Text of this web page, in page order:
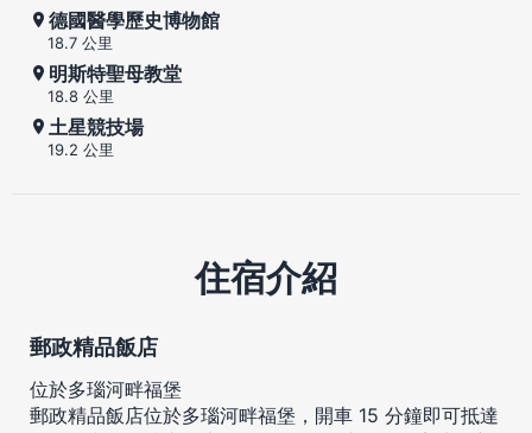
德國醫學歷史博物館
18.7 公里
明斯特聖母教堂
18.8 公里
土星競技場
19.2 公里
住宿介紹
郵政精品飯店
位於多瑙河畔福堡
郵政精品飯店位於多瑙河畔福堡，開車 15 分鐘即可抵達